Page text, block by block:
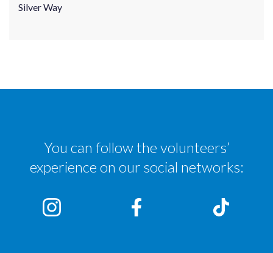
Silver Way
You can follow the volunteers’
experience on our social networks: